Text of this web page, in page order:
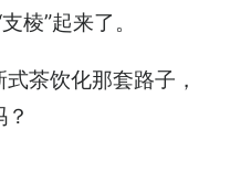
棱”起来了。
茶饮化那套路子，